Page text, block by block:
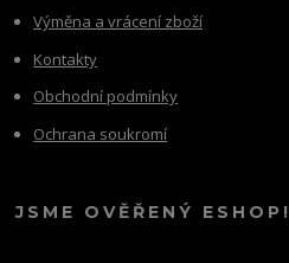
Výměna a vrácení zboží
Kontakty
Obchodní podmínky
Ochrana soukromí
JSME OVĚŘENÝ ESHOP!